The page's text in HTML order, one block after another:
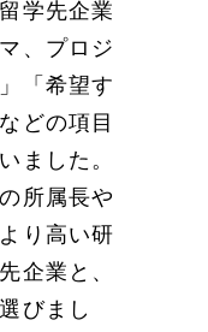
学先企業
、プロジ
「希望す
どの項目
ました。
所属長や
り高い研
企業と、
びまし